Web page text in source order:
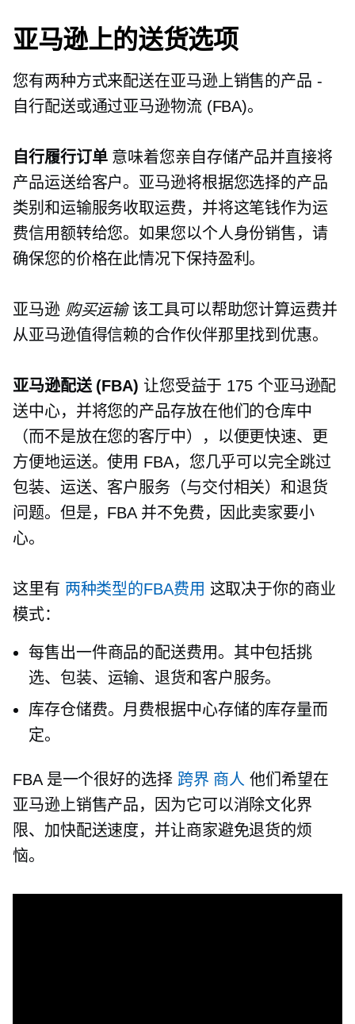
亚马逊上的送货选项
您有两种方式来配送在亚马逊上销售的产品 -
自行配送或通过亚马逊物流 (FBA)。
自行履行订单意味着您亲自存储产品并直接将
产品运送给客户。亚马逊将根据您选择的产品
类别和运输服务收取运费，并将这笔钱作为运
费信用额转给您。如果您以个人身份销售，请
确保您的价格在此情况下保持盈利。
亚马逊 购买运输该工具可以帮助您计算运费并
从亚马逊值得信赖的合作伙伴那里找到优惠。
亚马逊配送 (FBA) 让您受益于 175 个亚马逊配
送中心，并将您的产品存放在他们的仓库中
（而不是放在您的客厅中），以便更快速、更
方便地运送。使用 FBA，您几乎可以完全跳过
包装、运送、客户服务（与交付相关）和退货
问题。但是，FBA 并不免费，因此卖家要小
心。
这里有 两种类型的FBA费用 这取决于你的商业
模式：
每售出一件商品的配送费用。其中包括挑
选、包装、运输、退货和客户服务。
库存仓储费。月费根据中心存储的库存量而
定。
FBA 是一个很好的选择 跨界 商人 他们希望在
亚马逊上销售产品，因为它可以消除文化界
限、加快配送速度，并让商家避免退货的烦
恼。